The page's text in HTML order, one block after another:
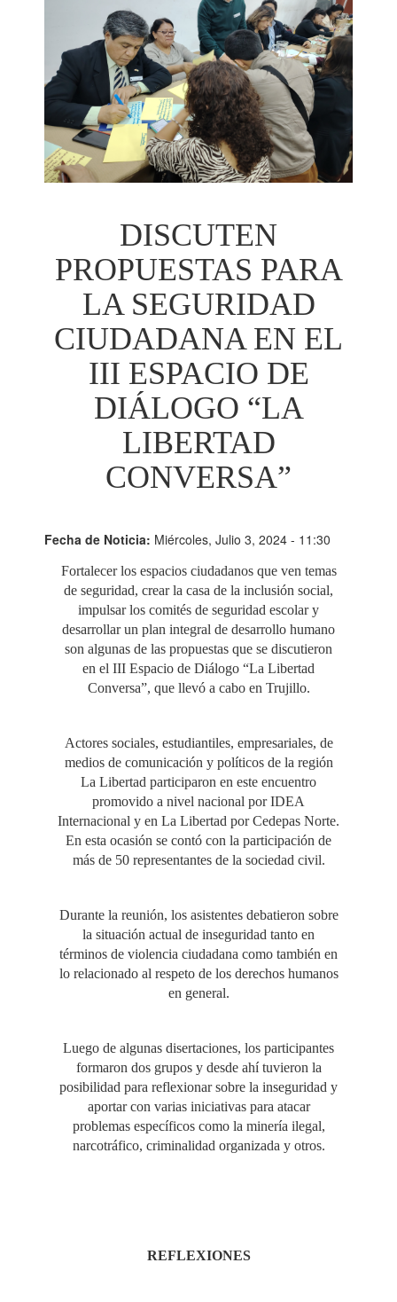
DISCUTEN
PROPUESTAS PARA
LA SEGURIDAD
CIUDADANA EN EL
III ESPACIO DE
DIÁLOGO “LA
LIBERTAD
CONVERSA”
Fecha de Noticia: Miércoles, Julio 3, 2024 - 11:30
Fortalecer los espacios ciudadanos que ven temas
de seguridad, crear la casa de la inclusión social,
impulsar los comités de seguridad escolar y
desarrollar un plan integral de desarrollo humano
son algunas de las propuestas que se discutieron
en el III Espacio de Diálogo “La Libertad
Conversa”, que llevó a cabo en Trujillo.
Actores sociales, estudiantiles, empresariales, de
medios de comunicación y políticos de la región
La Libertad participaron en este encuentro
promovido a nivel nacional por IDEA
Internacional y en La Libertad por Cedepas Norte.
En esta ocasión se contó con la participación de
más de 50 representantes de la sociedad civil.
Durante la reunión, los asistentes debatieron sobre
la situación actual de inseguridad tanto en
términos de violencia ciudadana como también en
lo relacionado al respeto de los derechos humanos
en general.
Luego de algunas disertaciones, los participantes
formaron dos grupos y desde ahí tuvieron la
posibilidad para reflexionar sobre la inseguridad y
aportar con varias iniciativas para atacar
problemas específicos como la minería ilegal,
narcotráfico, criminalidad organizada y otros.
REFLEXIONES